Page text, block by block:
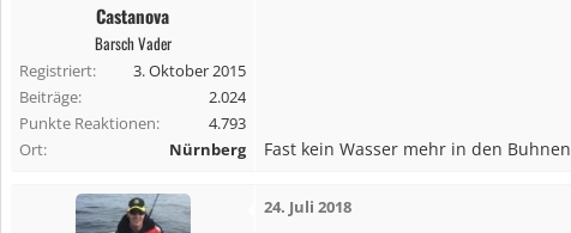
Castanova
Barsch Vader
Registriert
3. Oktober 2015
Beiträge
2.024
Punkte Reaktionen
4.793
Ort
Nürnberg Fast kein Wasser mehr in den Buhnen
24. Juli 2018